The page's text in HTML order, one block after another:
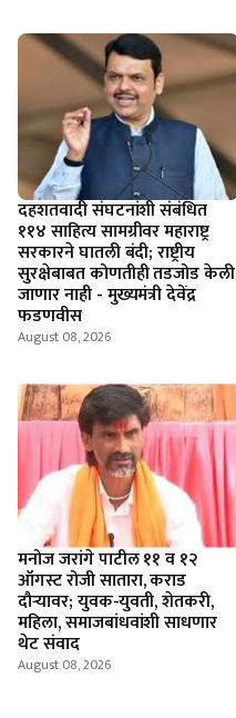
दहशतवादी संघटनांशी संबंधित
११४ साहित्य सामग्रीवर महाराष्ट्र
सरकारने घातली बंदी; राष्ट्रीय
सुरक्षेबाबत कोणतीही तडजोड केली
जाणार नाही - मुख्यमंत्री देवेंद्र
फडणवीस
August 08, 2026
मनोज जरांगे पाटील ११ व १२
ऑगस्ट रोजी सातारा, कराड
दौऱ्यावर; युवक-युवती, शेतकरी,
महिला, समाजबांधवांशी साधणार
थेट संवाद
August 08, 2026